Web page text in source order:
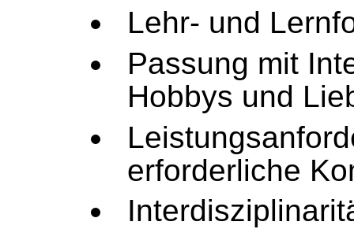
Lehr- und
Passung mit
Hobbys und
erforderliche